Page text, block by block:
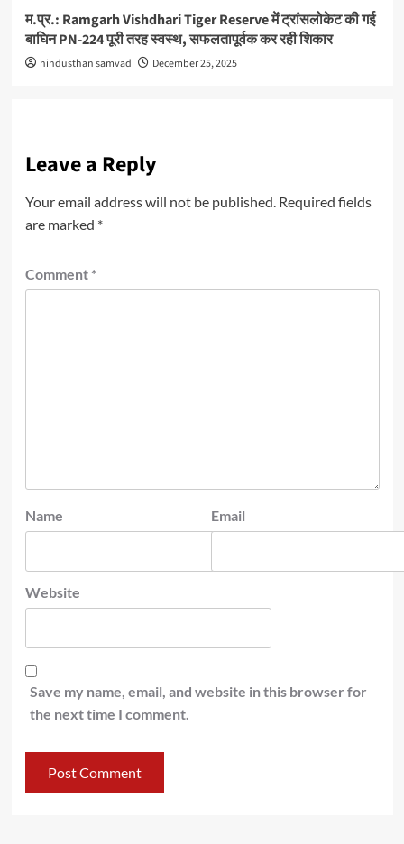
म.प्र.: Ramgarh Vishdhari Tiger Reserve में ट्रांसलोकेट की गई
बाघिन PN-224 पूरी तरह स्वस्थ, सफलतापूर्वक कर रही शिकार
hindusthan samvad December 25, 2025
Leave a Reply
Your email address will not be published. Required fields
are marked *
Comment *
Name Email
Website
Save my name, email, and website in this browser for
the next time I comment.